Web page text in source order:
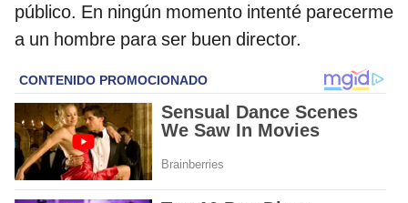
público. En ningún momento intenté parecerme
a un hombre para ser buen director.